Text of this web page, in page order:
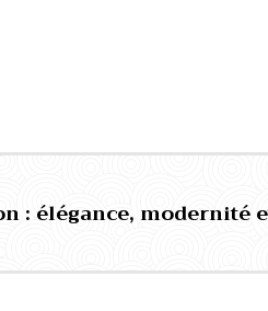
: élégance, modernité